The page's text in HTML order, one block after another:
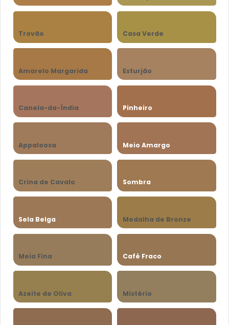
Trovão Casa Verde
Amarelo Margarida Esturjão
Canela-da-Índia Pinheiro
Appaloosa Meio Amargo
Crina de Cavalo Sombra
Sela Belga Medalha de Bronze
Meia Fina Café Fraco
Azeite de Oliva Mistério